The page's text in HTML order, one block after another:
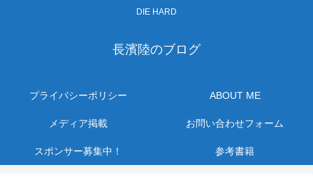
DIE HARD
長濱陸のブログ
プライバシーポリシー ABOUT ME
メディア掲載 お問い合わせフォーム
スポンサー募集中！ 参考書籍